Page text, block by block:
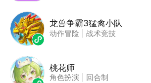
龙兽争霸3猛禽小队
动作冒险 战术竞技
桃花师
角色扮演 回合制